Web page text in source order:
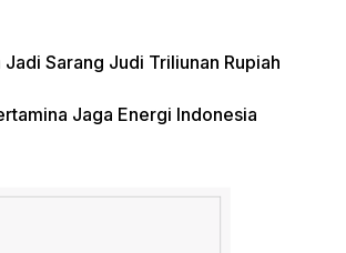
Jadi Sarang Judi Triliunan Rupiah
Jaga Energi Indonesia